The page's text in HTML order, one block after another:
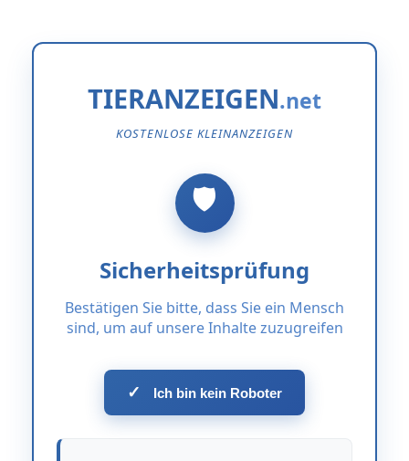
TIERANZEIGEN
KOSTENLOSE KLEINANZEIGEN
Sicherheitsprüfung
Bestätigen Sie bitte, dass Sie ein Mensch
sind, um auf unsere Inhalte zuzugreifen
✓ Ich bin kein Roboter